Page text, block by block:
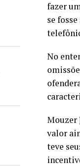
fazer
se
No
Mouzer
valor
teve